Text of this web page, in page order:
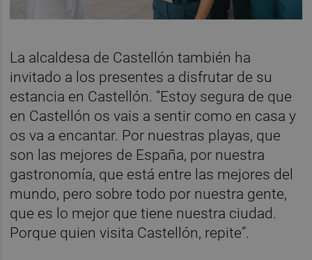
La alcaldesa de Castellón también ha
invitado a los presentes a disfrutar de su
estancia en Castellón. “Estoy segura de que
en Castellón os vais a sentir como en casa y
os va a encantar. Por nuestras playas, que
son las mejores de España, por nuestra
gastronomía, que está entre las mejores del
mundo, pero sobre todo por nuestra gente,
que es lo mejor que tiene nuestra ciudad.
Porque quien visita Castellón, repite”.